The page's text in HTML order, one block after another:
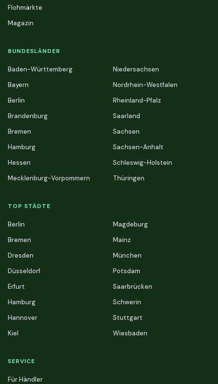
Flohmärkte
Magazin
BUNDESLÄNDER
Baden-Württemberg
Bayern
Berlin
Brandenburg
Bremen
Hamburg
Hessen
Mecklenburg-Vorpommern
Niedersachsen
Nordrhein-Westfalen
Rheinland-Pfalz
Saarland
Sachsen
Sachsen-Anhalt
Schleswig-Holstein
Thüringen
TOP STÄDTE
Berlin
Bremen
Dresden
Düsseldorf
Erfurt
Hamburg
Hannover
Kiel
Magdeburg
Mainz
München
Potsdam
Saarbrücken
Schwerin
Stuttgart
Wiesbaden
SERVICE
Für Händler